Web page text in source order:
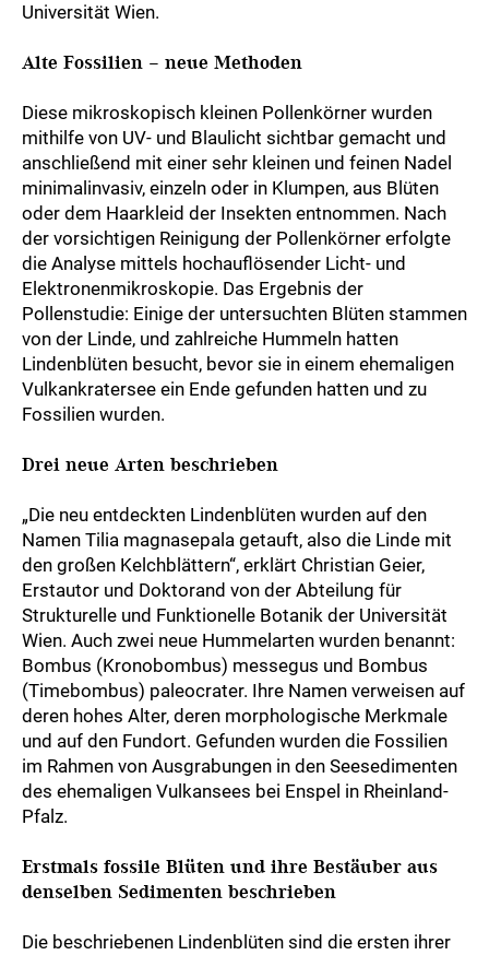
Universität Wien.
Alte Fossilien – neue Methoden
Diese mikroskopisch kleinen Pollenkörner wurden
mithilfe von UV- und Blaulicht sichtbar gemacht und
anschließend mit einer sehr kleinen und feinen Nadel
minimalinvasiv, einzeln oder in Klumpen, aus Blüten
oder dem Haarkleid der Insekten entnommen. Nach
der vorsichtigen Reinigung der Pollenkörner erfolgte
die Analyse mittels hochauflösender Licht- und
Elektronenmikroskopie. Das Ergebnis der
Pollenstudie: Einige der untersuchten Blüten stammen
von der Linde, und zahlreiche Hummeln hatten
Lindenblüten besucht, bevor sie in einem ehemaligen
Vulkankratersee ein Ende gefunden hatten und zu
Fossilien wurden.
Drei neue Arten beschrieben
„Die neu entdeckten Lindenblüten wurden auf den
Namen Tilia magnasepala getauft, also die Linde mit
den großen Kelchblättern“, erklärt Christian Geier,
Erstautor und Doktorand von der Abteilung für
Strukturelle und Funktionelle Botanik der Universität
Wien. Auch zwei neue Hummelarten wurden benannt:
Bombus (Kronobombus) messegus und Bombus
(Timebombus) paleocrater. Ihre Namen verweisen auf
deren hohes Alter, deren morphologische Merkmale
und auf den Fundort. Gefunden wurden die Fossilien
im Rahmen von Ausgrabungen in den Seesedimenten
des ehemaligen Vulkansees bei Enspel in Rheinland-
Pfalz.
Erstmals fossile Blüten und ihre Bestäuber aus
denselben Sedimenten beschrieben
Die beschriebenen Lindenblüten sind die ersten ihrer